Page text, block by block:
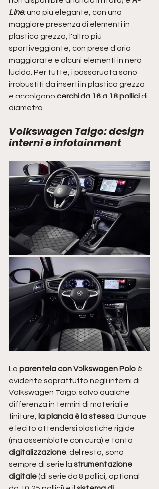
Line: uno più elegante, con una
maggiore presenza di elementi in
plastica grezza, l'altro più
sportiveggiante, con prese d'aria
maggiorate e alcuni elementi in nero
lucido. Per tutte, i passaruota sono
irrobustiti da inserti in plastica grezza
e accolgono cerchi da 16 a 18 pollici di
diametro.
Volkswagen Taigo: design
interni e infotainment
La parentela con Volkswagen Polo è
evidente soprattutto negli interni di
Volkswagen Taigo: salvo qualche
differenza in termini di materiali e
finiture, la plancia è la stessa. Dunque
è lecito attendersi plastiche rigide
(ma assemblate con cura) e tanta
digitalizzazione: del resto, sono
sempre di serie la strumentazione
digitale (di serie da 8 pollici, optional